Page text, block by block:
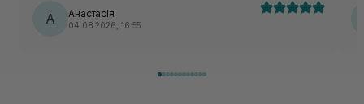
А Анастасія
04.08.2026, 16:55